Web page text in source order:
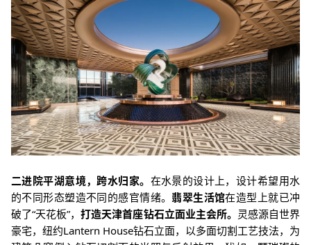
二进院平湖意境，跨水归家。 在水景的设计上，设计希望用水
的不同形态塑造不同的感官情绪。 翡翠生活馆在造型上就已冲
破了“天花板”，打造天津首座钻石立面业主会所。 灵感源自世界
豪宅，纽约Lantern House钻石立面，以多面切割工艺技法，为